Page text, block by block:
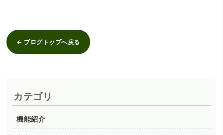
← ブログトップへ戻る
カテゴリ
機能紹介